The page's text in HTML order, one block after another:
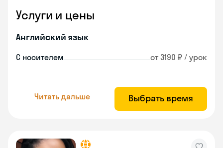
Услуги и цены
Английский язык
С носителем от 3190 ₽ / урок
Читать дальше Выбрать время